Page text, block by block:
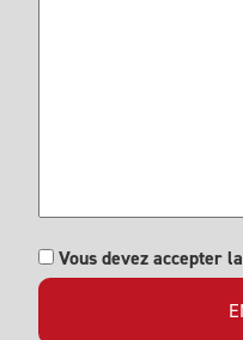
RGPDVous devez accepter la